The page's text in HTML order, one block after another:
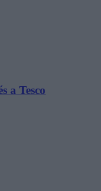
a Tesco